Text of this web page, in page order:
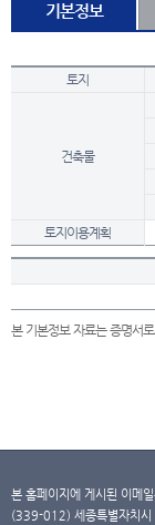
기본정보
토지
건축물
토지이용계획
본 기본정보 자료는 증명서
본 홈페이지에 게시된 이메
(339-012) 세종특별자치